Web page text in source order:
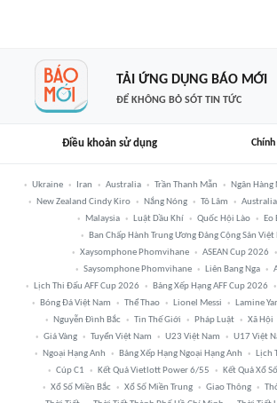
TẢI ỨNG DỤNG BÁO MỚI
ĐỂ KHÔNG BỎ SÓT TIN TỨC
Điều khoản sử dụng
Ukraine Iran Australia Trần Thanh Mẫn Ngân Hàng
New Zealand Cindy Kiro
Nắng Nóng Tô Lâm
Malaysia
Luật Dầu Khí Quốc Hội Lào
Eo
Ban Chấp Hành Trung Ương Đảng Cộng Sản Việt
Xaysomphone Phomvihane
ASEAN Cup 2026
Saysomphone Phomvihane
Liên Bang Nga
Lịch Thi Đấu AFF Cup 2026
Bảng Xếp Hạng AFF Cup 2026
Bóng Đá Việt Nam
Thể Thao Lionel Messi Lamine
Nguyễn Đình Bắc
Tin Thế Giới Pháp Luật Xã Hội
Giá Vàng
Tuyển Việt Nam U23 Việt Nam U17 Việt
Ngoại Hạng Anh
Bảng Xếp Hạng Ngoại Hạng Anh
Lịch
Cúp C1
Kết Quả Vietlott Power 6/55 Kết Quả Xổ Số
Xổ Số Miền Bắc
Xổ Số Miền Trung Giao Thông